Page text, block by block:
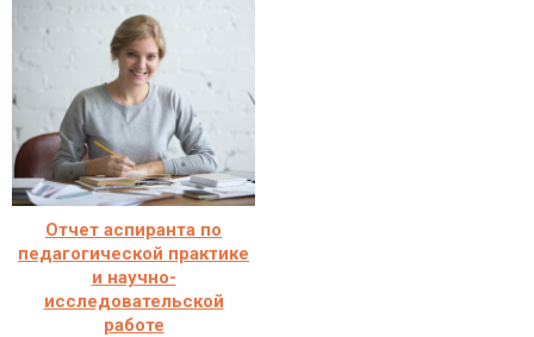
Отчет аспиранта по
педагогической практике
и научно-
исследовательской
работе